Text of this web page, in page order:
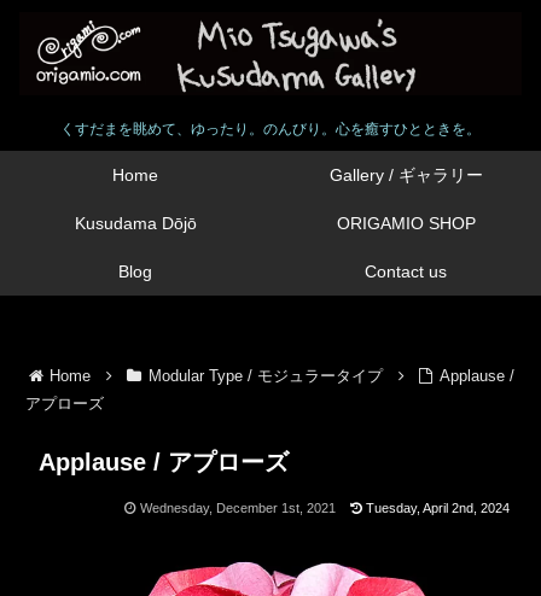
くすだまを眺めて、ゆったり。のんびり。心を癒すひとときを。
Home Gallery / ギャラリー
Kusudama Dōjō ORIGAMIO SHOP
Blog Contact us
Home Modular Type / モジュラータイプ
Applause /
アプローズ
Applause / アプローズ
Wednesday, December 1st, 2021 Tuesday, April 2nd, 2024